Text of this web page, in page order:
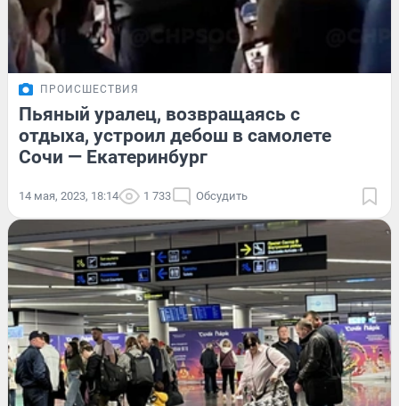
ПРОИСШЕСТВИЯ
Пьяный уралец, возвращаясь с
отдыха, устроил дебош в самолете
Сочи — Екатеринбург
14 мая, 2023, 18:14 1 733 Обсудить